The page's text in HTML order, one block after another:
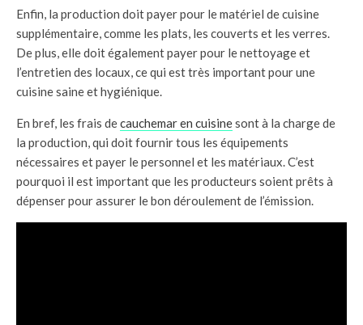
Enfin, la production doit payer pour le matériel de cuisine
supplémentaire, comme les plats, les couverts et les verres.
De plus, elle doit également payer pour le nettoyage et
l’entretien des locaux, ce qui est très important pour une
cuisine saine et hygiénique.
En bref, les frais decauchemar en cuisinesont à la charge de
la production, qui doit fournir tous les équipements
nécessaires et payer le personnel et les matériaux. C’est
pourquoi il est important que les producteurs soient prêts à
dépenser pour assurer le bon déroulement de l’émission.